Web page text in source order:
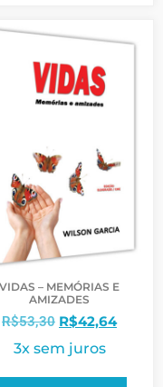
VIDAS – MEMÓRIAS E
AMIZADES
R$53,30 R$42,64
3x sem juros